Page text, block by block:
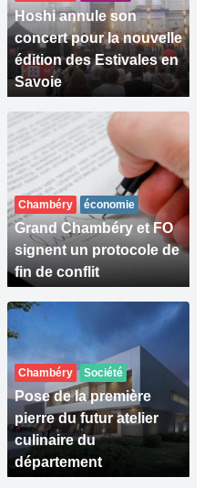
Hoshi annule son
concert pour la nouvelle
édition des Estivales en
Savoie
Chambéry économie
Grand Chambéry et FO
signent un protocole de
fin de conflit
Chambéry Société
Pose de la première
pierre du futur atelier
culinaire du
département